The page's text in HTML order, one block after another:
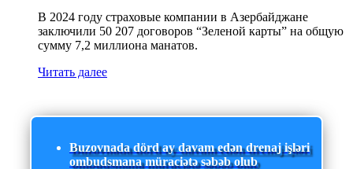
В 2024 году страховые компании в Азербайджане
заключили 50 207 договоров “Зеленой карты” на общую
сумму 7,2 миллиона манатов.
Читать далее
Buzovnada dörd ay davam edən drenaj işləri
ombudsmana müraciətə səbəb olub